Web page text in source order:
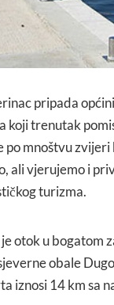
pripada
koji trenutak
po mnoštvu
ali vjerujemo i
turizma.
otok u bogatom
obale
iznosi 14 km sa